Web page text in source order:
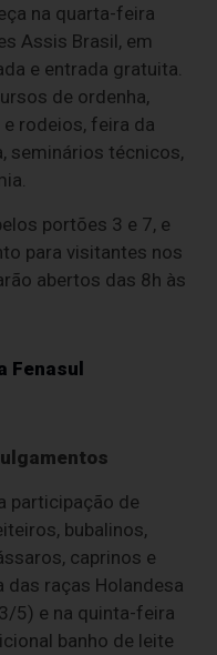
na quarta-feira
Assis Brasil, em
e entrada gratuita.
de ordenha,
rodeios, feira da
seminários técnicos,
portões 3 e 7, e
para visitantes nos
abertos das 8h às
Fenasul
participação de
bubalinos,
caprinos e
das raças Holandesa
5) e na quinta-feira
banho de leite